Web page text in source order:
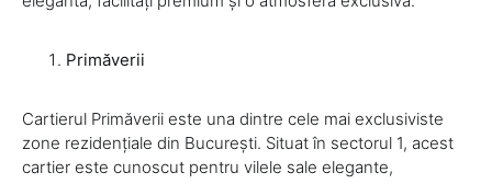
Primăverii
Cartierul Primăverii este una dintre cele mai exclusiviste
zone rezidențiale din București. Situat în sectorul 1, acest
cartier este cunoscut pentru vilele sale elegante,